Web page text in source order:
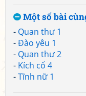
Một số bài
- Quan thư 1
-Đào yêu 1
- Quan thư 2
- Kích cổ 4
-Tĩnh nữ 1